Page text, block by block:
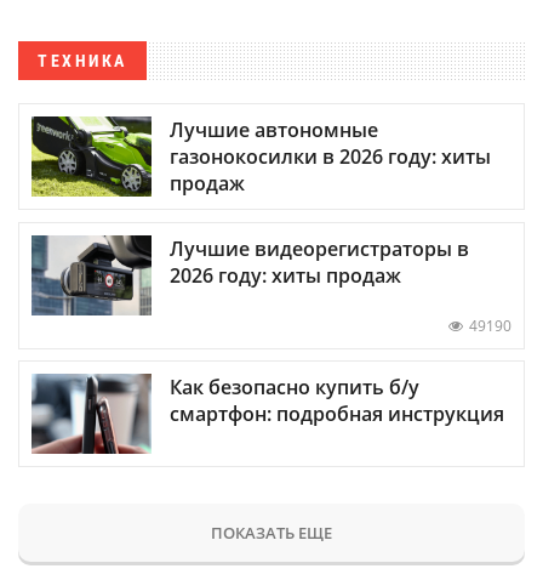
ТЕХНИКА
Лучшие автономные
газонокосилки в 2026 году: хиты
продаж
Лучшие видеорегистраторы в
2026 году: хиты продаж
49190
Как безопасно купить б/у
смартфон: подробная инструкция
ПОКАЗАТЬ ЕЩЕ